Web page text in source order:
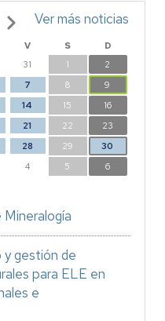
V S
D
31 1
2
7 8
9
14 15
16
21 22
23
28 29
30
4 5 6
Ver más noticias
y gestión de
para ELE en
e